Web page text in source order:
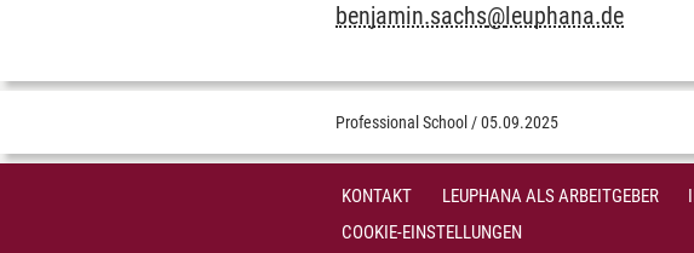
benjamin.sachs@ leuphana.de
Professional School /05.09.2025
KONTAKT LEUPHANA ALS ARBEITGEBER
COOKIE-EINSTELLUNGEN